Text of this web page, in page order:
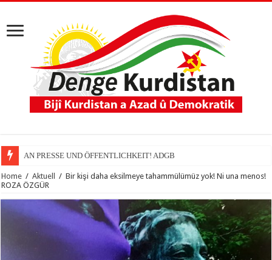
AN PRESSE UND ÖFFENTLICHKEIT! ADGB
Home / Aktuell / Bir kişi daha eksilmeye tahammülümüz yok! Ni una menos!
ROZA ÖZGÜR